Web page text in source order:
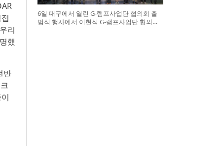
리
했
반
6일 대구에서 열린 G-램프사업단 협의회 출
범식 행사에서 이현식 G-램프사업단 협의회